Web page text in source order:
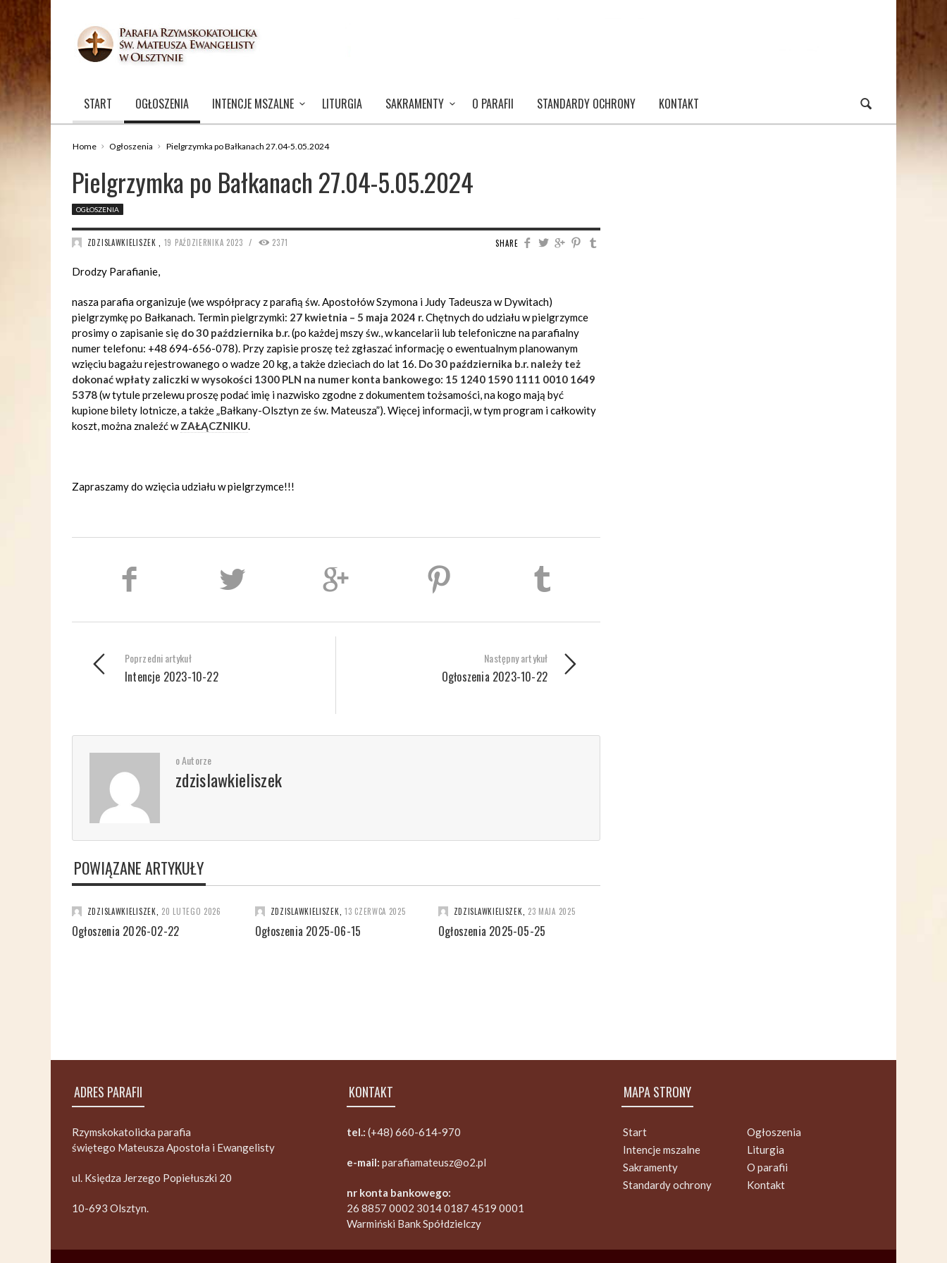
START OGŁOSZENIA INTENCJE MSZALNE LITURGIA SAKRAMENTY O PARAFII STANDARDY OCHRONY KONTAKT
Home Ogłoszenia Pielgrzymka po Bałkanach 27.04-5.05.2024
Pielgrzymka po Bałkanach 27.04-5.05.2024
OGŁOSZENIA
SHARE
ZDZISLAWKIELISZEK 19 PAŹDZIERNIKA 2023 / 2371
Drodzy Parafianie,
nasza parafia organizuje (we współpracy z parafią św. Apostołów Szymona i Judy Tadeusza w Dywitach)
pielgrzymkę po Bałkanach. Termin pielgrzymki: 27 kwietnia – 5 maja 2024 r.Chętnych do udziału w pielgrzymce
prosimy o zapisanie się do 30 października b.r.(po każdej mszy św., w kancelarii lub telefoniczne na parafialny
numer telefonu: +48 694-656-078). Przy zapisie proszę też zgłaszać informację o ewentualnym planowanym
wzięciu bagażu rejestrowanego o wadze 20 kg, a także dzieciach do lat 16. Do 30 października b.r. należy też
dokonać wpłaty zaliczki w wysokości 1300 PLN na numer konta bankowego: 15 1240 1590 1111 0010 1649
5378(w tytule przelewu proszę podać imię i nazwisko zgodne z dokumentem tożsamości, na kogo mają być
kupione bilety lotnicze, a także „Bałkany-Olsztyn ze św. Mateusza”). Więcej informacji, w tym program i całkowity
koszt, można znaleźć wZAŁĄCZNIKU.
Zapraszamy do wzięcia udziału w pielgrzymce!!!
Następny artykuł
Ogłoszenia 2023-10-22
Poprzedni artykuł
Intencje 2023-10-22
o Autorze
zdzislawkieliszek
POWIĄZANE ARTYKUŁY
ZDZISLAWKIELISZEK 20 LUTEGO 2026
Ogłoszenia 2026-02-22
ZDZISLAWKIELISZEK 13 CZERWCA 2025
Ogłoszenia 2025-06-15
ZDZISLAWKIELISZEK 23 MAJA 2025
Ogłoszenia 2025-05-25
ADRES PARAFII
Rzymskokatolicka parafia
świętego Mateusza Apostoła i Ewangelisty
ul. Księdza Jerzego Popiełuszki 20
10-693 Olsztyn.
KONTAKT
tel.: (+48) 660-614-970
e-mail: parafiamateusz@o2.pl
nr konta bankowego:
26 8857 0002 3014 0187 4519 0001
Warmiński Bank Spółdzielczy
MAPA STRONY
Start
Ogłoszenia
Intencje mszalne
Liturgia
Sakramenty
O parafii
Standardy ochrony
Kontakt